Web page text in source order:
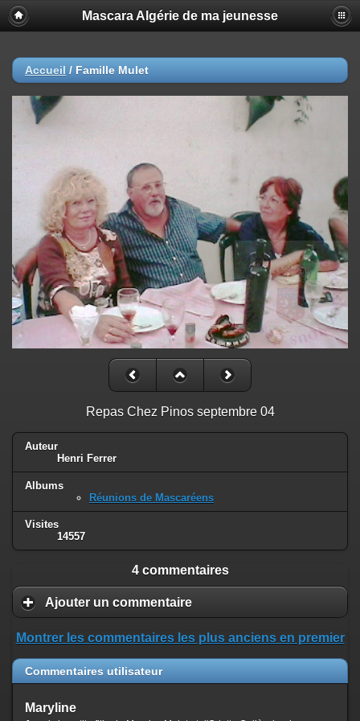
Mascara Algérie de ma jeunesse
Accueil / Famille Mulet
Repas Chez Pinos septembre 04
Auteur
Henri Ferrer
Albums
Réunions de Mascaréens
Visites
14557
4 commentaires
Ajouter un commentaire
Montrer les commentaires les plus anciens en premier
Commentaires utilisateur
Maryline